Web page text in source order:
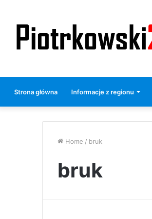
Strona główna Informacje z regionu
Home / bruk
bruk